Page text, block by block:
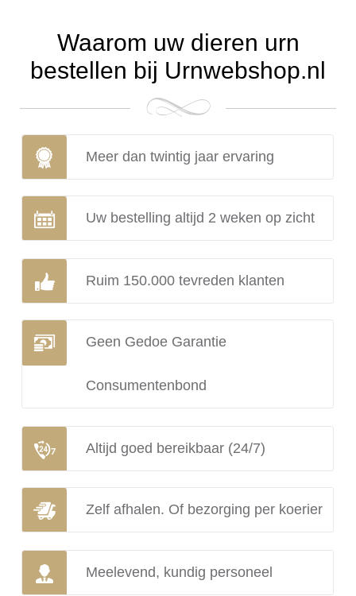
Waarom uw dieren urn
bestellen bij Urnwebshop.nl
Meer dan twintig jaar ervaring
Uw bestelling altijd 2 weken op zicht
Ruim 150.000 tevreden klanten
Geen Gedoe Garantie
Consumentenbond
Altijd goed bereikbaar (24/7)
Zelf afhalen. Of bezorging per koerier
Meelevend, kundig personeel